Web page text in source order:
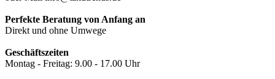
Perfekte Beratung von Anfang an
Direkt und ohne Umwege
Geschäftszeiten
Montag - Freitag: 9.00 - 17.00 Uhr